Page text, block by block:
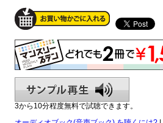
3から10分程度無料で試聴できます。